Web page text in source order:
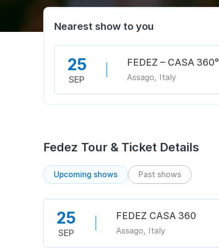
Nearest show to you
25
SEP
FEDEZ – CASA 360°
Assago, Italy
Fedez Tour & Ticket Details
Upcoming shows Past shows
25
SEP
FEDEZ CASA 360
Assago, Italy